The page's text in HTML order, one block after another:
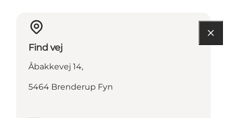
Find vej
Åbakkevej 14,
5464 Brenderup Fyn